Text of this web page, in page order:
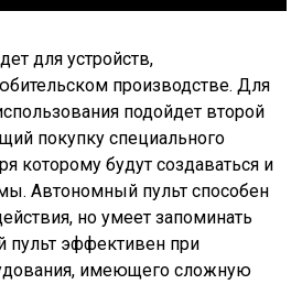
для устройств,
производстве. Для
подойдет второй
покупку специального
которому будут создаваться и
Автономный пульт способен
но умеет запоминать
пульт эффективен при
имеющего сложную